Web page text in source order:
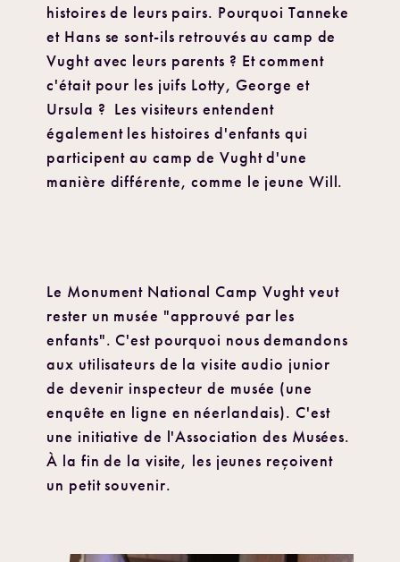
histoires de leurs pairs. Pourquoi Tanneke
et Hans se sont-ils retrouvés au camp de
Vught avec leurs parents ? Et comment
c'était pour les juifs Lotty, George et
Ursula ? Les visiteurs entendent
également les histoires d'enfants qui
participent au camp de Vught d'une
manière différente, comme le jeune Will.
Le Monument National Camp Vught veut
rester un musée "approuvé par les
enfants". C'est pourquoi nous demandons
aux utilisateurs de la visite audio junior
de devenir inspecteur de musée (une
enquête en ligne en néerlandais). C'est
une initiative de l'Association des Musées.
À la fin de la visite, les jeunes reçoivent
un petit souvenir.